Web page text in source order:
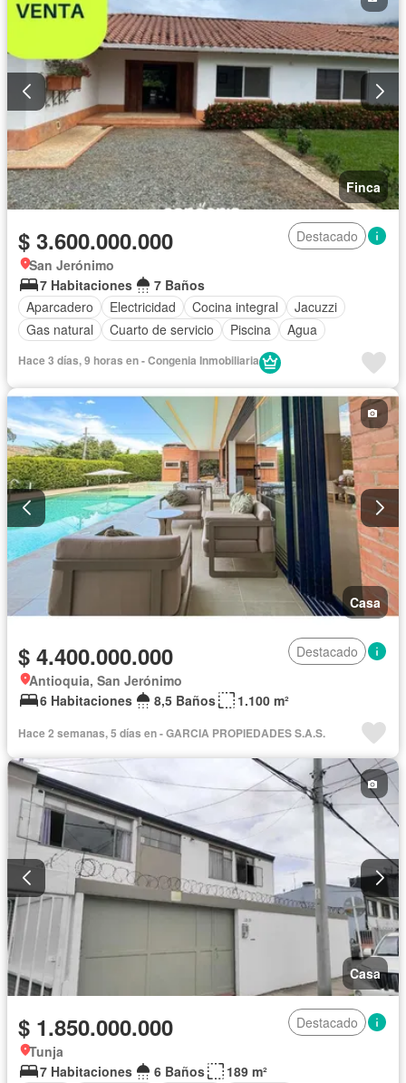
Finca
$ 3.600.000.000
Destacado
San Jerónimo
7 Habitaciones
7 Baños
Aparcadero
Electricidad Cocina integral
Jacuzzi
Gas natural
Cuarto de servicio Piscina Agua
Hace 3 días, 9 horas en - Congenia Inmobiliaria
Casa
$ 4.400.000.000
Destacado
Antioquia, San Jerónimo
6 Habitaciones
8,5 Baños 1.100 m²
Hace 2 semanas, 5 días en - GARCIA PROPIEDADES S.A.S.
Casa
$ 1.850.000.000
Destacado
Tunja
7 Habitaciones
6 Baños
189 m²